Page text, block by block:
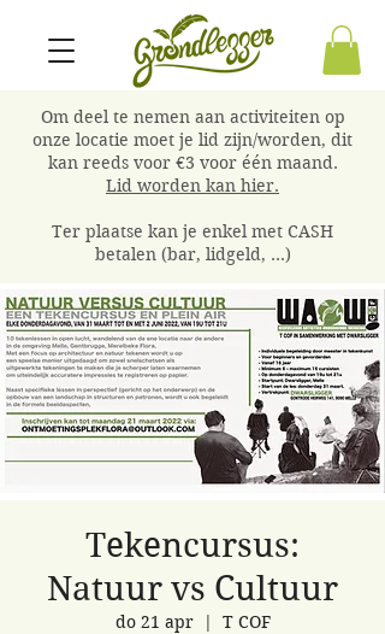
Om deel te nemen aan activiteiten op
onze locatie moet je lid zijn/worden, dit
kan reeds voor €3 voor één maand.
Lid worden kan hier.
Ter plaatse kan je enkel met CASH
betalen (bar, lidgeld, ...)
Tekencursus:
Natuur vs Cultuur
do 21 apr
  |
T COF